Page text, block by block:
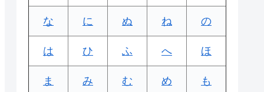
な に ぬ ね の
は ひ ふ へ ほ
ま み む め も